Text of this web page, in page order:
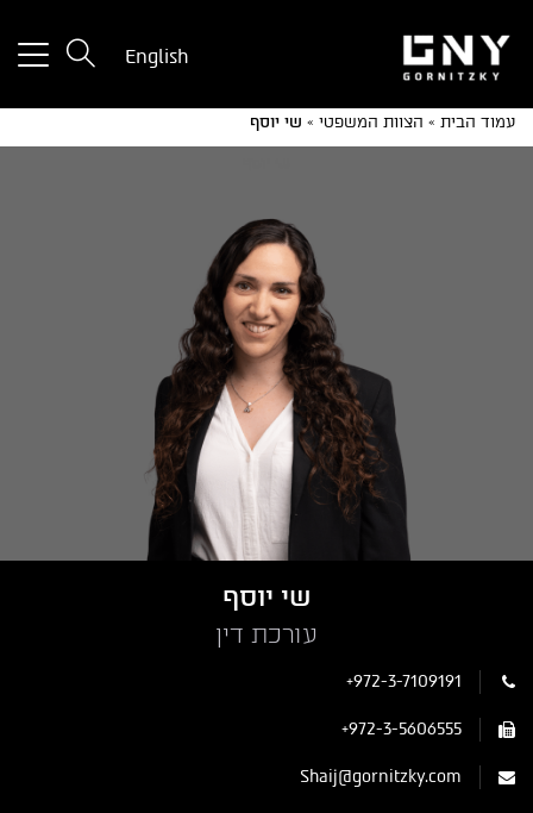
English
עמוד הבית » הצוות המשפטי » שי יוסף
שי יוסף
עורכת דין
+972-3-7109191
+972-3-5606555
Shaij@gornitzky.com